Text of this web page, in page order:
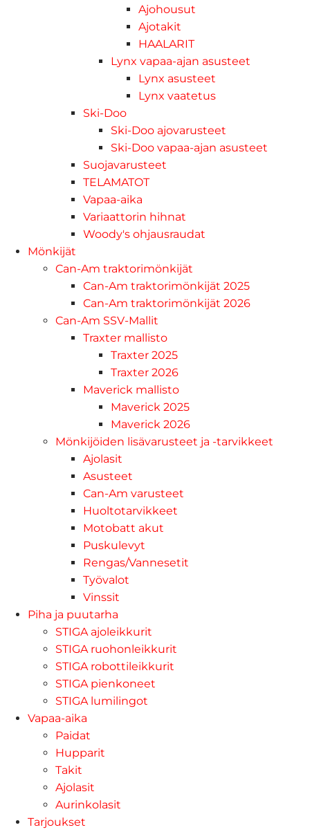
Ajohousut
Ajotakit
HAALARIT
Lynx vapaa-ajan asusteet
Lynx asusteet
Lynx vaatetus
Ski-Doo
Ski-Doo ajovarusteet
Ski-Doo vapaa-ajan asusteet
Suojavarusteet
TELAMATOT
Vapaa-aika
Variaattorin hihnat
Woody's ohjausraudat
Mönkijät
Can-Am traktorimönkijät
Can-Am traktorimönkijät 2025
Can-Am traktorimönkijät 2026
Can-Am SSV-Mallit
Traxter mallisto
Traxter 2025
Traxter 2026
Maverick mallisto
Maverick 2025
Maverick 2026
Mönkijöiden lisävarusteet ja -tarvikkeet
Ajolasit
Asusteet
Can-Am varusteet
Huoltotarvikkeet
Motobatt akut
Puskulevyt
Rengas/Vannesetit
Työvalot
Vinssit
Piha ja puutarha
STIGA ajoleikkurit
STIGA ruohonleikkurit
STIGA robottileikkurit
STIGA pienkoneet
STIGA lumilingot
Vapaa-aika
Paidat
Hupparit
Takit
Ajolasit
Aurinkolasit
Tarjoukset